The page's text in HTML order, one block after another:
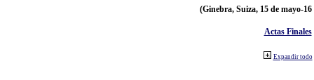
(Ginebra, Suiza, 15 de mayo-
Actas Finales
Expandir todo